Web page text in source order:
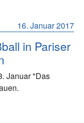
16. Januar 2017
in Pariser
Januar "Das